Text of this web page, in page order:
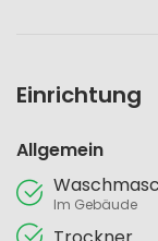
Einrichtung
Allgemein
Im Gebäude